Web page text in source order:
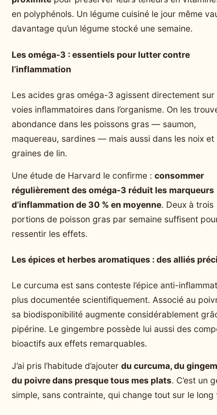
en polyphénols. Un légume cuisiné le jour même
davantage qu’un légume stocké une semaine.
Les oméga-3 : essentiels pour lutter contre
l’inflammation
Les acides gras oméga-3 agissent directement sur
voies inflammatoires dans l’organisme. On les
abondance dans les poissons gras — saumon,
maquereau, sardines — mais aussi dans les noix et
graines de lin.
Une étude de Harvard le confirme : consommer
régulièrement des oméga-3 réduit les marqueurs
d’inflammation de 30 % en moyenne. Deux à trois
portions de poisson gras par semaine suffisent
ressentir les effets.
Les épices et herbes aromatiques : des alliés
Le curcuma est sans conteste l’épice anti-
plus documentée scientifiquement. Associé au
sa biodisponibilité augmente considérablement
pipérine. Le gingembre possède lui aussi des
bioactifs aux effets remarquables.
J’ai pris l’habitude d’ajouter du curcuma, du
du poivre dans presque tous mes plats. C’est un
simple, sans contrainte, qui change tout sur le long